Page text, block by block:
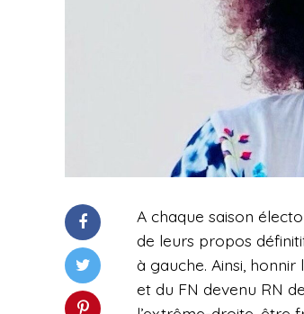
A chaque saison
de leurs propos
à gauche. Ainsi,
et du FN devenu RN